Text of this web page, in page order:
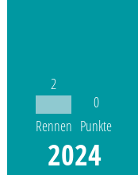
2
Rennen
0
Punkte
2024